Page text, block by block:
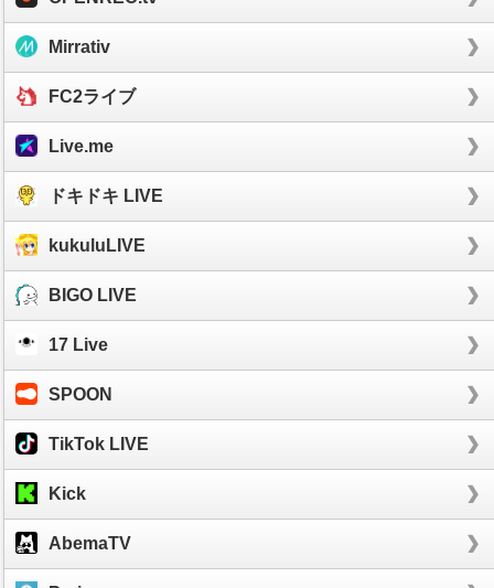
Mirrativ
FC2ライブ
Live.me
ドキドキ LIVE
kukuluLIVE
BIGO LIVE
17 Live
SPOON
TikTok LIVE
Kick
AbemaTV